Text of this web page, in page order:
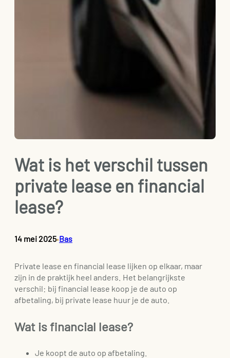
Wat is het verschil tussen
private lease en financial
lease?
14 mei 2025•Bas
Private lease en financial lease lijken op elkaar, maar
zijn in de praktijk heel anders. Het belangrijkste
verschil: bij financial lease koop je de auto op
afbetaling, bij private lease huur je de auto.
Wat is financial lease?
Je koopt de auto op afbetaling.